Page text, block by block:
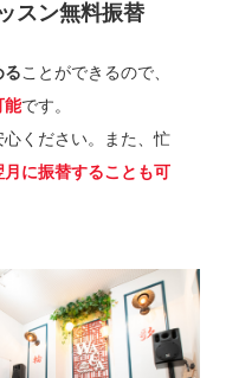
スン無料振替
ることができるので、
能です。
ください。また、忙
月に振替することも可